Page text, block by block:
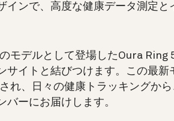
インで、高度な健康データ測定と
モデルとして登場したOura Ring
サイトと結びつけます。この最新
れ、日々の健康トラッキングか
ーにお届けします。